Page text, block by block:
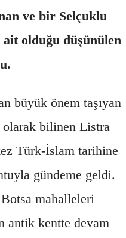
ve bir Selçuklu
olduğu düşünülen
büyük önem taşıyan
bilinen Listra
Türk-İslam tarihine
gündeme geldi.
mahalleleri
antik kentte devam